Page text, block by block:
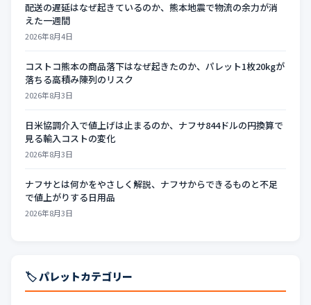
配送の遅延はなぜ起きているのか、熊本地震で物流の余力が消
えた一週間
2026年8月4日
コストコ熊本の商品落下はなぜ起きたのか、パレット1枚20kgが
落ちる高積み陳列のリスク
2026年8月3日
日米協調介入で値上げは止まるのか、ナフサ844ドルの円換算で
見る輸入コストの変化
2026年8月3日
ナフサとは何かをやさしく解説、ナフサからできるものと不足
で値上がりする日用品
2026年8月3日
🏷️ パレットカテゴリー